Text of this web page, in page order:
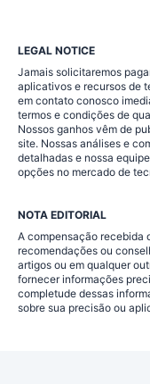
LEGAL NOTICE
Jamais solicitaremos
aplicativos e recursos de
em contato conosco
termos e condições de
Nossos ganhos vêm de
site. Nossas análises e
detalhadas e nossa
opções no mercado de
NOTA EDITORIAL
A compensação recebida
recomendações ou
artigos ou em qualquer
fornecer informações
completude dessas
sobre sua precisão ou